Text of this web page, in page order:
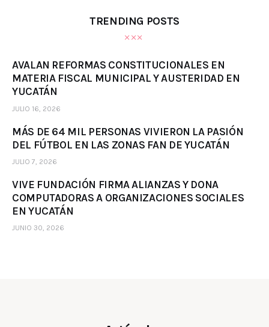
TRENDING POSTS
AVALAN REFORMAS CONSTITUCIONALES EN
MATERIA FISCAL MUNICIPAL Y AUSTERIDAD EN
YUCATÁN
JULIO 16, 2026
MÁS DE 64 MIL PERSONAS VIVIERON LA PASIÓN
DEL FÚTBOL EN LAS ZONAS FAN DE YUCATÁN
JULIO 7, 2026
VIVE FUNDACIÓN FIRMA ALIANZAS Y DONA
COMPUTADORAS A ORGANIZACIONES SOCIALES
EN YUCATÁN
JUNIO 30, 2026